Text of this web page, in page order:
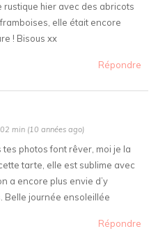
rustique hier avec des abricots
elle était encore
! Bisous xx
Répondre
min (10 années ago)
tes photos font rêver, moi je la
tarte, elle est sublime avec
a encore plus envie d’y
Belle journée ensoleillée
Répondre